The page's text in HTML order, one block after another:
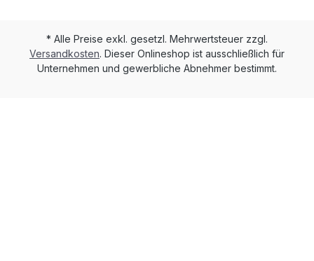
* Alle Preise exkl. gesetzl. Mehrwertsteuer zzgl.
Versandkosten. Dieser Onlineshop ist ausschließlich für
Unternehmen und gewerbliche Abnehmer bestimmt.